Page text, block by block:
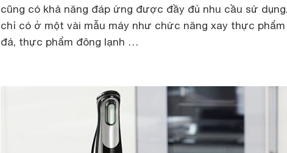
cũng có khả năng đáp ứng được đầy đủ nhu cầu sử
chỉ có ở một vài mẫu máy như chức năng xay thực
đá, thực phẩm đông lạnh …